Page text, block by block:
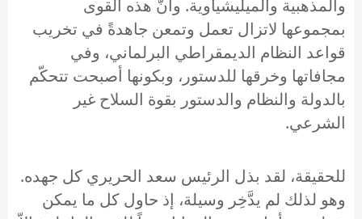
والمذهبية والميليشياوية. وأنّ هذه القوى
بمجموعها لاتزال تعمل وتمعن جاهدةً في تخريب
قواعد النظام الديمقراطي البرلماني، وفي
مجافاتها وخرقها للدستور، وبكونها أصبحت تتحكّم
بالدولة والنظام والدستور بقوة السلاح غير
الشرعي.
للحقيقة، لقد بذل الرئيس سعد الحريري كل جهده.
وهو لذلك لم يدَّخِر وسيلة، إذ حاول كل ما يمكن